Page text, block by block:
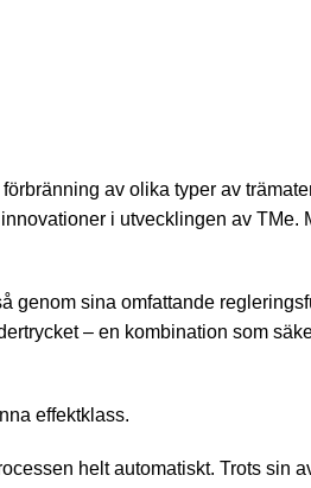
av olika typer av
i utvecklingen av TMe.
sina omfattande
– en kombination som
effektklass.
helt automatiskt. Trots sin